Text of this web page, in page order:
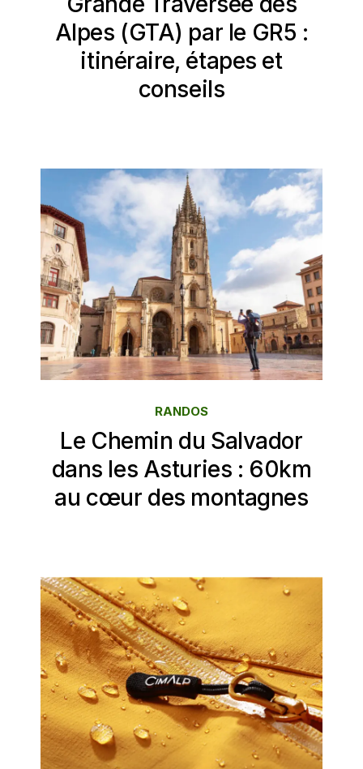
Alpes (GTA) par le GR5 :
itinéraire, étapes et
conseils
Le Chemin du Salvador
dans les Asturies : 60km
au cœur des montagnes
RANDOS